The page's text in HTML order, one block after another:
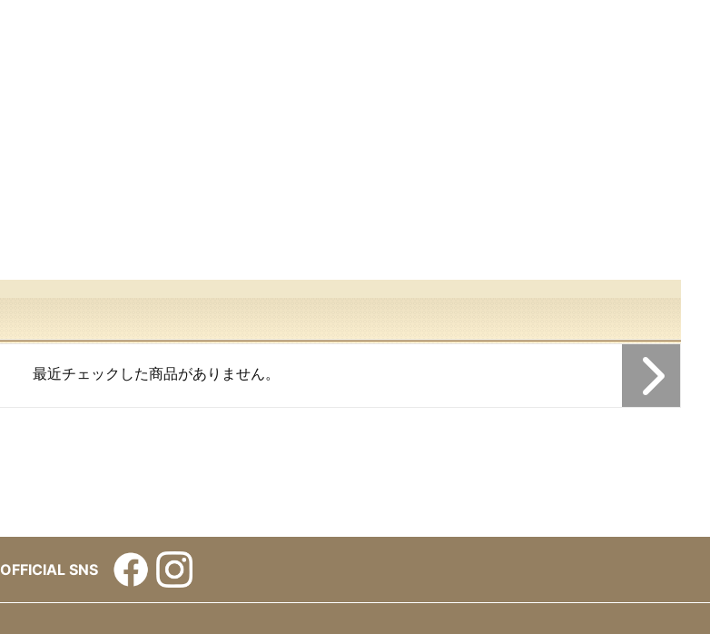
最近チェックした商品がありません。
OFFICIAL SNS